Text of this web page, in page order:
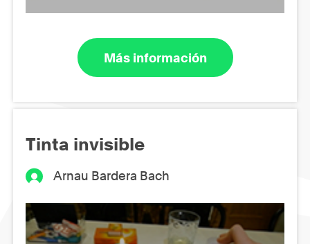
Más información
Tinta invisible
Arnau Bardera Bach